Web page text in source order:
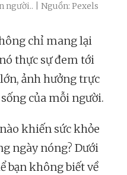
người.. | Nguồn: Pexels
chỉ mang lại
thực sự đem tới
ảnh hưởng trực
của mỗi người.
khiến sức khỏe
ngày nóng? Dưới
bạn không biết về